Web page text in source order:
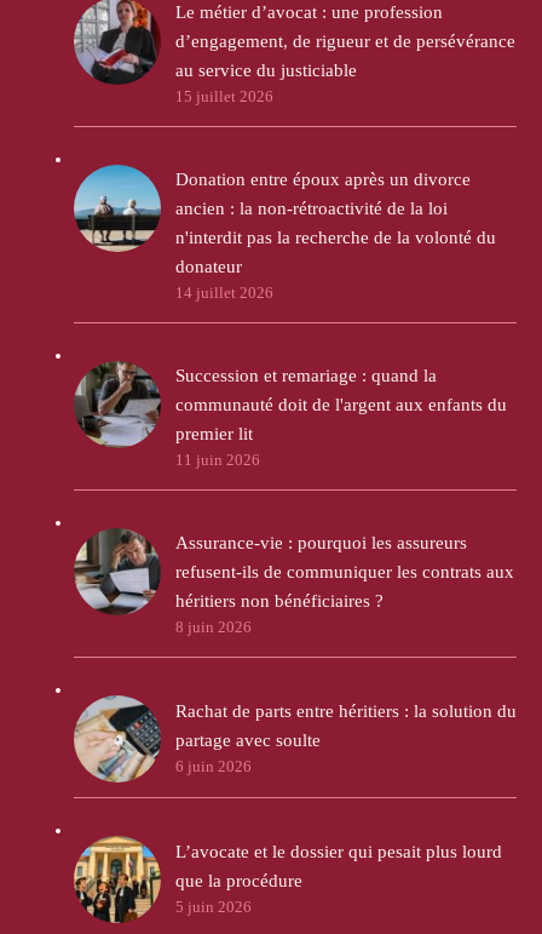
Le métier d’avocat : une profession
d’engagement, de rigueur et de persévérance
au service du justiciable
15 juillet 2026
Donation entre époux après un divorce
ancien : la non-rétroactivité de la loi
n'interdit pas la recherche de la volonté du
donateur
14 juillet 2026
Succession et remariage : quand la
communauté doit de l'argent aux enfants du
premier lit
11 juin 2026
Assurance-vie : pourquoi les assureurs
refusent-ils de communiquer les contrats aux
héritiers non bénéficiaires ?
8 juin 2026
Rachat de parts entre héritiers : la solution du
partage avec soulte
6 juin 2026
L’avocate et le dossier qui pesait plus lourd
que la procédure
5 juin 2026